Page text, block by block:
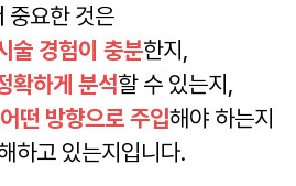
중요한 것은
술 경험이 충분한지,
확하게 분석할 수 있는지,
떤 방향으로 주입해야 하는지
하고 있는지입니다.